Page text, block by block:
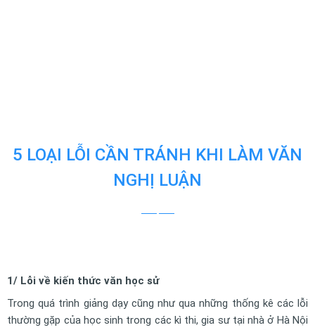
5 LOẠI LỖI CẦN TRÁNH KHI LÀM VĂN
NGHỊ LUẬN
1/ Lỗi về kiến thức văn học sử
Trong quá trình giảng dạy cũng như qua những thống kê các lỗi
thường gặp của học sinh trong các kì thi, gia sư tại nhà ở Hà Nội